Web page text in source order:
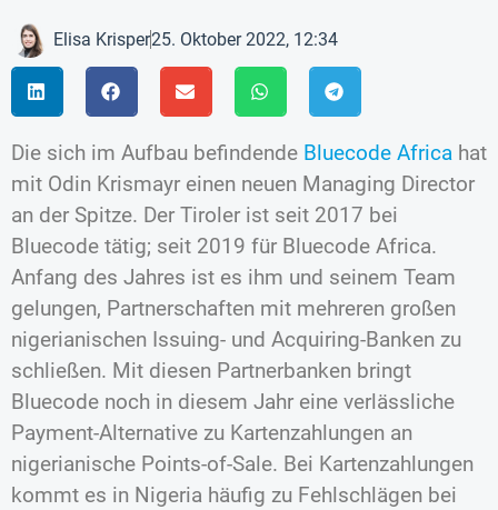
Elisa Krisper25. Oktober 2022, 12:34
Die sich im Aufbau befindende Bluecode Africa hat
mit Odin Krismayr einen neuen Managing Director
an der Spitze. Der Tiroler ist seit 2017 bei
Bluecode tätig; seit 2019 für Bluecode Africa.
Anfang des Jahres ist es ihm und seinem Team
gelungen, Partnerschaften mit mehreren großen
nigerianischen Issuing- und Acquiring-Banken zu
schließen. Mit diesen Partnerbanken bringt
Bluecode noch in diesem Jahr eine verlässliche
Payment-Alternative zu Kartenzahlungen an
nigerianische Points-of-Sale. Bei Kartenzahlungen
kommt es in Nigeria häufig zu Fehlschlägen bei